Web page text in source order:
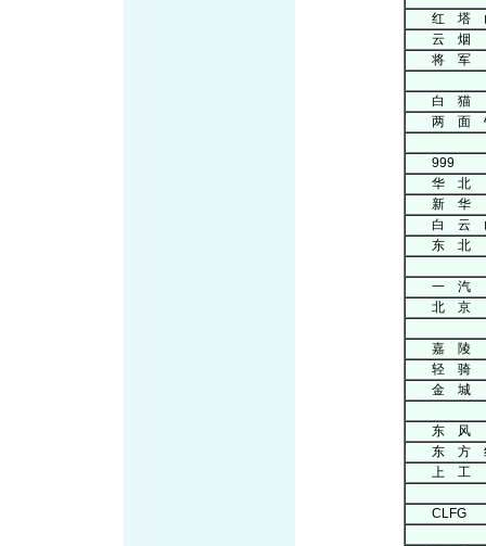
红 塔
云 烟
将 军
白 猫
两 面
999
华 北
新 华
白 云
东 北
一 汽
北 京
嘉 陵
轻 骑
金 城
东 风
东 方
上 工
CLFG